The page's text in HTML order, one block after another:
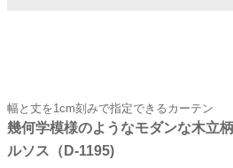
幅と丈を1cm刻みで指定できるカーテン
幾何学模様のようなモダンな木立
ルソス（D-1195)